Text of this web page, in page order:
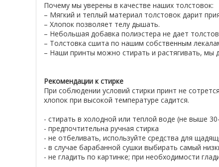
Почему мы уверены в качестве наших толстовок:
– Мягкий и теплый материал толстовок дарит
– Хлопок позволяет телу дышать.
– Небольшая добавка полиэстера не дает
– Толстовка сшита по нашим собственным
– Наши принты можно стирать и растягивать, мы
Рекомендации к стирке
При соблюдении условий стирки принт не
хлопок при высокой температуре садится.
- стирать в холодной или теплой воде (не выше
- предпочтительна ручная стирка
- не отбеливать, используйте средства для
- в случае барабанной сушки выбирать самый
- не гладить по картинке; при необходимости